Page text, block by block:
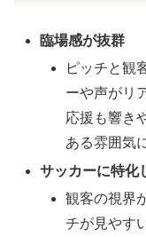
臨場感が抜群
ピッチと観
ーや声がリ
応援も響き
ある雰囲気
サッカーに特化
観客の視界
チが見やす